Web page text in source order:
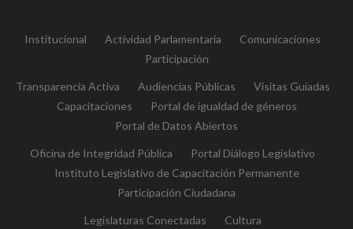
Institucional Actividad Parlamentaria
Comunicaciones
Participación
Transparencia Activa Audiencias Públicas
Visitas Guiadas
Capacitaciones
Portal de igualdad de géneros
Portal de Datos Abiertos
Oficina de Integridad Pública
Portal Diálogo Legislativo
Instituto Legislativo de Capacitación Permanente
Participación Ciudadana
Legislaturas Conectadas Cultura